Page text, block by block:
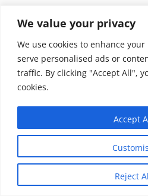
We value your privacy
We use cookies to enhance
serve personalised ads or
traffic. By clicking "Accept All",
cookies.
Reject
Accept
formato solido è spesso
dei detersivi liquidi
sembrare più alto, ma si
minori. Nel medio periodo, il
Usa un sacco filtrante
capi sintetici, lava a basse
delicati e, se possibile,
scarico della lavatrice. Nel